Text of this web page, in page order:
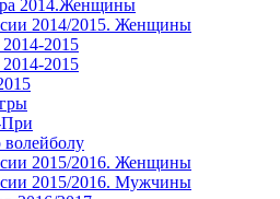
2014.Женщины
2014/2015. Женщины
2015
2015
2015/2016. Женщины
2015/2016. Мужчины